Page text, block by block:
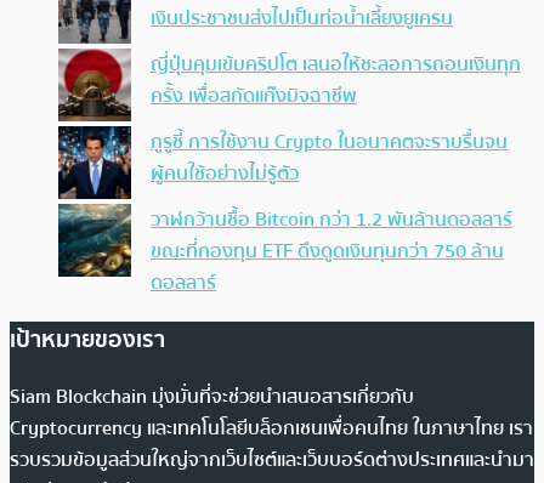
เงินประชาชนส่งไปเป็นท่อน้ำเลี้ยงยูเครน
ญี่ปุ่นคุมเข้มคริปโต เสนอให้ชะลอการถอนเงินทุก
ครั้ง เพื่อสกัดแก๊งมิจฉาชีพ
กูรูชี้ การใช้งาน Crypto ในอนาคตจะราบรื่นจน
ผู้คนใช้อย่างไม่รู้ตัว
วาฬกว้านซื้อ Bitcoin กว่า 1.2 พันล้านดอลลาร์
ขณะที่กองทุน ETF ดึงดูดเงินทุนกว่า 750 ล้าน
ดอลลาร์
เป้าหมายของเรา
Siam Blockchain มุ่งมั่นที่จะช่วยนำเสนอสารเกี่ยวกับ
Cryptocurrency และเทคโนโลยีบล็อกเชนเพื่อคนไทย ในภาษาไทย เรา
รวบรวมข้อมูลส่วนใหญ่จากเว็บไซต์และเว็บบอร์ดต่างประเทศและนำมา